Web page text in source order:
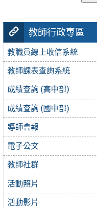
教師行政專區
教職員線上收信系統
教師課表查詢系統
成績查詢 (高中部)
成績查詢 (國中部)
導師會報
電子公文
教師社群
活動照片
活動影片